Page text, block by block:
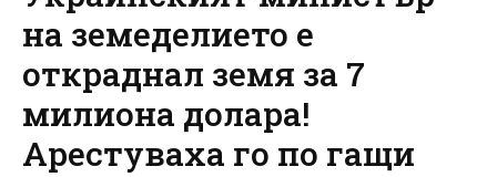
на земеделието е
откраднал земя за 7
милиона долара!
Арестуваха го по гащи